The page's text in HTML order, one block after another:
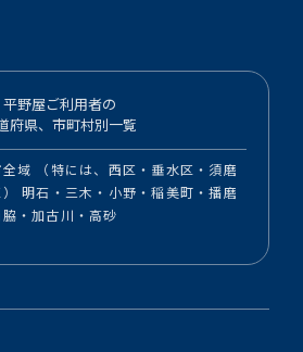
平野屋ご利用者の
府県、市町村別一覧
域 （特には、西区・垂水区・須磨
明石・三木・小野・稲美町・播磨
・加古川・高砂